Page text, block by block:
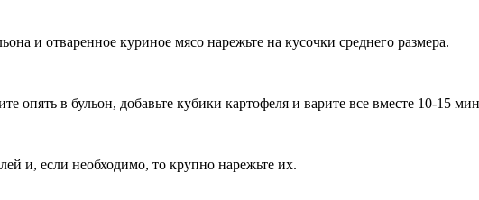
и отваренное куриное мясо нарежьте на кусочки среднего размера.
опять в бульон, добавьте кубики картофеля и варите все вместе 10-15
и, если необходимо, то крупно нарежьте их.